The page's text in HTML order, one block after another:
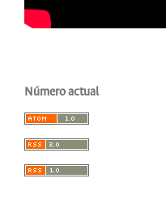
Número actual